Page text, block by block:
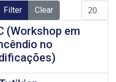
Filter Clear Display #
(Workshop em
no